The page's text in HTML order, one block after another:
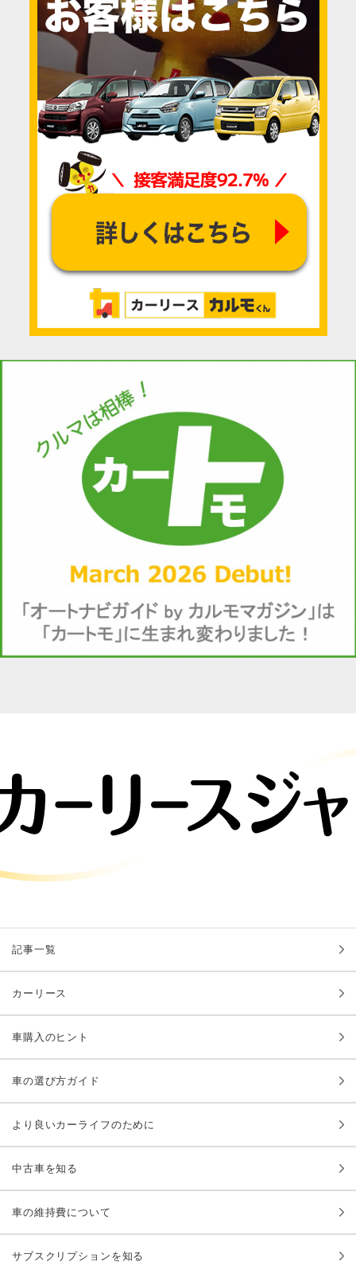
記事一覧
カーリース
車購入のヒント
車の選び方ガイド
より良いカーライフのために
中古車を知る
車の維持費について
サブスクリプションを知る